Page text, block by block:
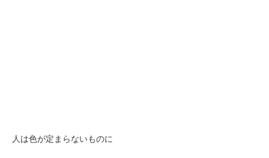
人は色が定まらないものに